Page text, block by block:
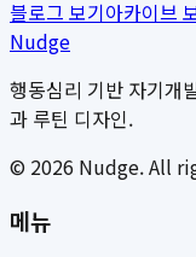
블로그 보기아카이브
Nudge
행동심리 기반 자기개
과 루틴 디자인.
© 2026 Nudge. All
메뉴